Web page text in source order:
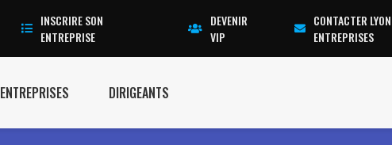
INSCRIRE SON
ENTREPRISE
DEVENIR
VIP
CONTACTER LYON
ENTREPRISES
ENTREPRISES DIRIGEANTS